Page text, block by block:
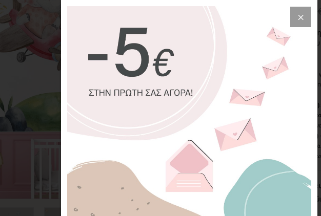
56,82€ 81,17€
Διακοσμήστε
αυτοκόλλητο
Μικρή Διάσταση (ΠxY)
:
εκ. έως 16x13 εκ., 3
μπαλάκια κίτρινα - μπλε.
Μεσαία διάσταση (ΠxY)
23x18 εκ., 3
κίτρινο & 6 μπαλάκια
Μεγάλη διάσταση
αεροπλάνο: 103x106 εκ.,
αστέρια: 11 εκ., 2 σετ
ματ
Οικολογική